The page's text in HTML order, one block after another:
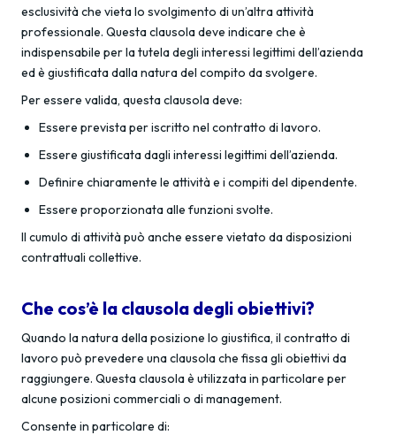
esclusività che vieta lo svolgimento di un’altra attività
professionale. Questa clausola deve indicare che è
indispensabile per la tutela degli interessi legittimi dell’azienda
ed è giustificata dalla natura del compito da svolgere.
Per essere valida, questa clausola deve:
Essere prevista per iscritto nel contratto di lavoro.
Essere giustificata dagli interessi legittimi dell’azienda.
Definire chiaramente le attività e i compiti del dipendente.
Essere proporzionata alle funzioni svolte.
Il cumulo di attività può anche essere vietato da disposizioni
contrattuali collettive.
Che cos’è la clausola degli obiettivi?
Quando la natura della posizione lo giustifica, il contratto di
lavoro può prevedere una clausola che fissa gli obiettivi da
raggiungere. Questa clausola è utilizzata in particolare per
alcune posizioni commerciali o di management.
Consente in particolare di: